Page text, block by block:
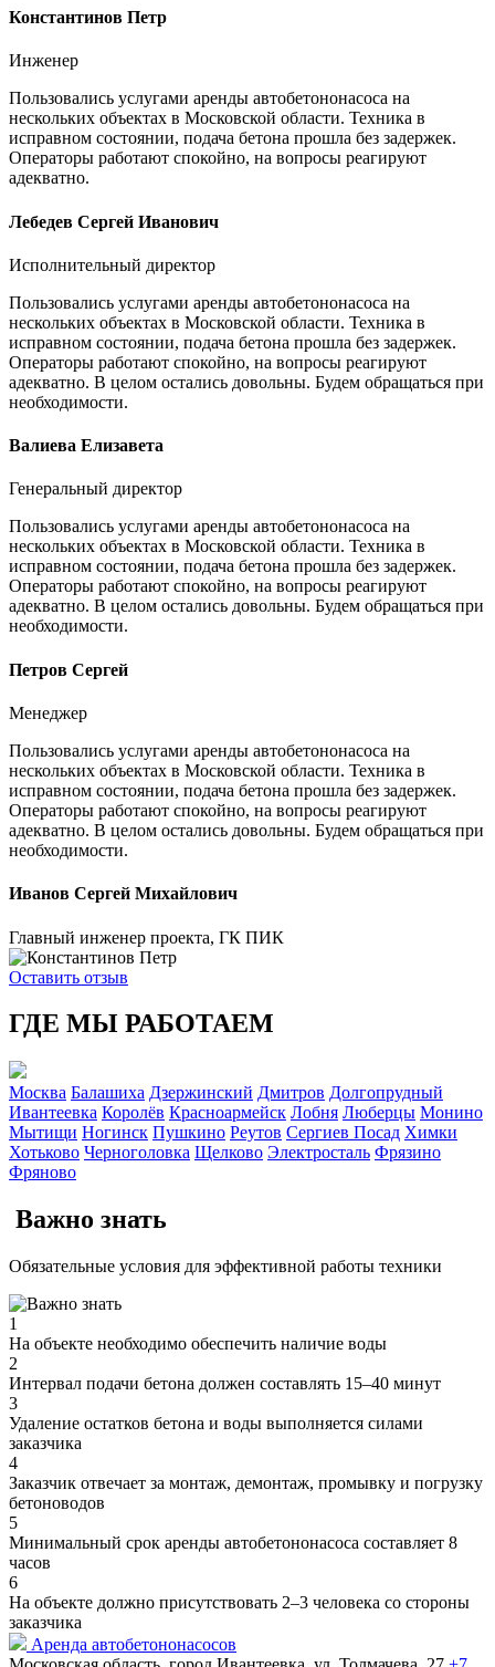
Константинов Петр
Инженер
Пользовались услугами аренды автобетононасоса на
нескольких объектах в Московской области. Техника в
исправном состоянии, подача бетона прошла без задержек.
Операторы работают спокойно, на вопросы реагируют
адекватно.
Лебедев Сергей Иванович
Исполнительный директор
Пользовались услугами аренды автобетононасоса на
нескольких объектах в Московской области. Техника в
исправном состоянии, подача бетона прошла без задержек.
Операторы работают спокойно, на вопросы реагируют
адекватно. В целом остались довольны. Будем обращаться при
необходимости.
Валиева Елизавета
Генеральный директор
Пользовались услугами аренды автобетононасоса на
нескольких объектах в Московской области. Техника в
исправном состоянии, подача бетона прошла без задержек.
Операторы работают спокойно, на вопросы реагируют
адекватно. В целом остались довольны. Будем обращаться при
необходимости.
Петров Сергей
Менеджер
Пользовались услугами аренды автобетононасоса на
нескольких объектах в Московской области. Техника в
исправном состоянии, подача бетона прошла без задержек.
Операторы работают спокойно, на вопросы реагируют
адекватно. В целом остались довольны. Будем обращаться при
необходимости.
Иванов Сергей Михайлович
Главный инженер проекта, ГК ПИК
Оставить отзыв
ГДЕ МЫ РАБОТАЕМ
Москва Балашиха Дзержинский Дмитров Долгопрудный
Ивантеевка Королёв Красноармейск Лобня Люберцы Монино
Мытищи Ногинск Пушкино Реутов Сергиев Посад Химки
Хотьково Черноголовка Щелково Электросталь Фрязино
Фряново
Важно знать
Обязательные условия для эффективной работы техники
1
На объекте необходимо обеспечить наличие воды
2
Интервал подачи бетона должен составлять 15–40 минут
3
Удаление остатков бетона и воды выполняется силами
заказчика
4
Заказчик отвечает за монтаж, демонтаж, промывку и погрузку
бетоноводов
5
Минимальный срок аренды автобетононасоса составляет 8
часов
6
На объекте должно присутствовать 2–3 человека со стороны
заказчика
Аренда автобетононасосов